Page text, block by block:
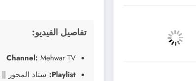
تفاصيل الفيديو:
Channel: Mehwar TV
Playlist: ستاد المحور